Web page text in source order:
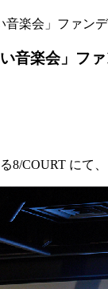
音楽会」ファン
音楽会」フ
8/COURT にて